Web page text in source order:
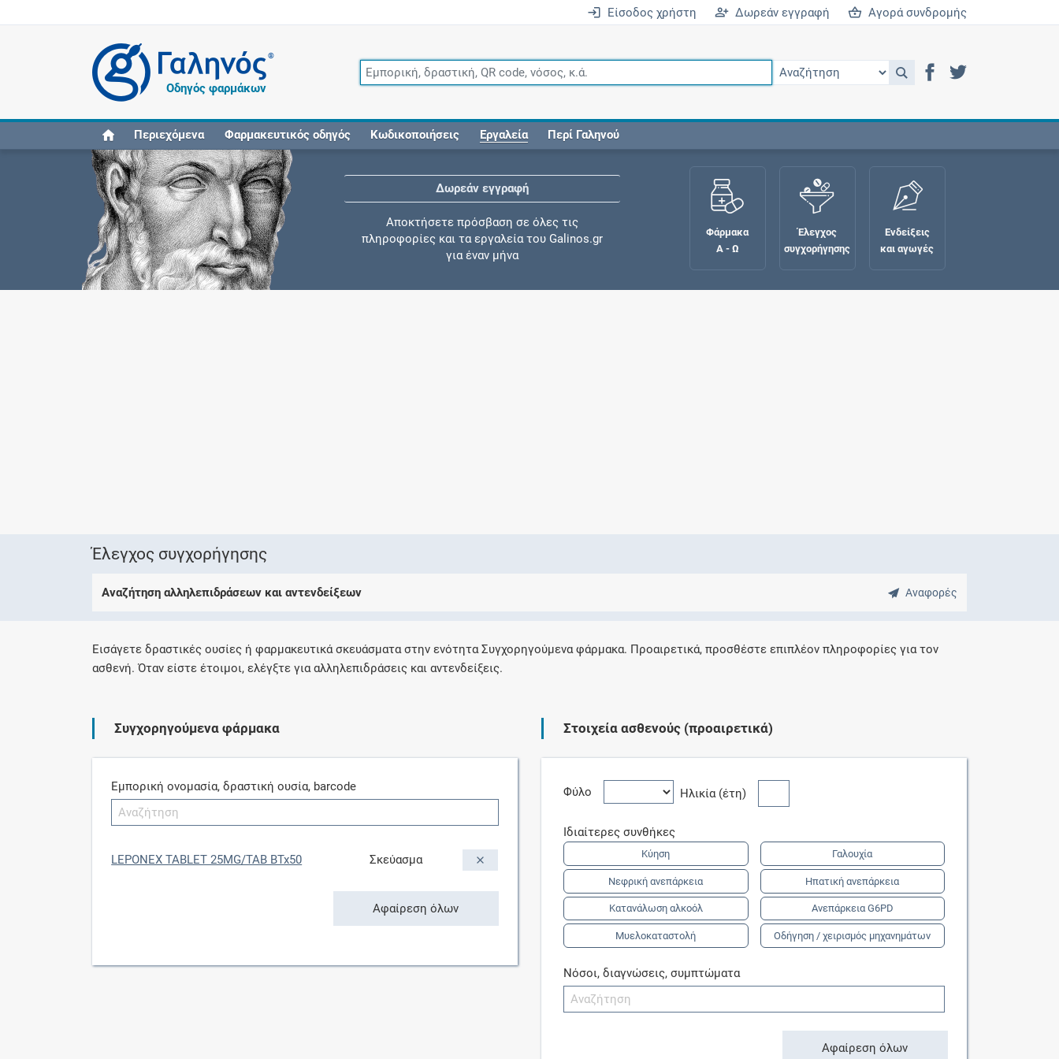
Είσοδος χρήστη Δωρεάν εγγραφή Αγορά συνδρομής
®
Οδηγός φαρμάκων
Περιεχόμενα Φαρμακευτικός οδηγός Κωδικοποιήσεις Εργαλεία Περί Γαληνού
Δωρεάν εγγραφή
Αποκτήσετε πρόσβαση σε όλες τις
πληροφορίες και τα εργαλεία του Galinos.gr
για έναν μήνα
Ενημερωθείτε για την ασφάλεια χορήγησης
ενός φαρμάκου κατά τη διάρκεια της
Συνδρομές
Μάθετε περισσότερα για τα οφέλη και τις
προγραμμάτων
Ενδείξεις και αγωγές
Φάρμακα
Α - Ω
Έλεγχος
συγχορήγησης
Ενδείξεις
και αγωγές
Έλεγχος συγχορήγησης
Αναφορές
Αναζήτηση αλληλεπιδράσεων και αντενδείξεων
Εισάγετε δραστικές ουσίες ή φαρμακευτικά σκευάσματα στην ενότητα Συγχορηγούμενα φάρμακα. Προαιρετικά, προσθέστε επιπλέον πληροφορίες για τον
ασθενή. Όταν είστε έτοιμοι, ελέγξτε για αλληλεπιδράσεις και αντενδείξεις.
Συγχορηγούμενα φάρμακα
Εμπορική ονομασία, δραστική ουσία, barcode
LEPONEX TABLET 25MG/TAB BTx50 Σκεύασμα
Αφαίρεση όλων
Στοιχεία ασθενούς (προαιρετικά)
Φύλο Ηλικία (έτη)
Ιδιαίτερες συνθήκες
Κύηση
Νεφρική ανεπάρκεια
Κατανάλωση αλκοόλ
Μυελοκαταστολή
Γαλουχία
Ηπατική ανεπάρκεια
Ανεπάρκεια G6PD
Οδήγηση / χειρισμός μηχανημάτων
Νόσοι, διαγνώσεις, συμπτώματα
Αφαίρεση όλων